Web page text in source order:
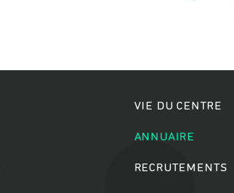
VIE DU CENTRE
ANNUAIRE
RECRUTEMENTS